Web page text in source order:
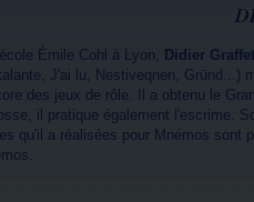
Émile Cohl à Lyon, Didier Graffet
J'ai lu, Nestiveqnen, Gründ...)
des jeux de rôle. Il a obtenu le
il pratique également l'escrime.
qu'il a réalisées pour Mnémos sont